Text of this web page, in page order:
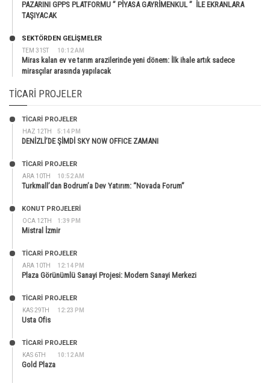
PAZARINI GPPS PLATFORMU ” PİYASA GAYRİMENKUL ” İLE EKRANLARA
TAŞIYACAK
TEM 31ST 10:12 AM
SEKTÖRDEN GELIŞMELER
Miras kalan ev ve tarım arazilerinde yeni dönem: İlk ihale artık sadece
mirasçılar arasında yapılacak
TICARI PROJELER
HAZ 12TH 5:14 PM
TİCARİ PROJELER
DENİZLİ’DE ŞİMDİ SKY NOW OFFICE ZAMANI
ARA 10TH 10:52 AM
TİCARİ PROJELER
Turkmall’dan Bodrum’a Dev Yatırım: “Novada Forum”
OCA 12TH 1:39 PM
KONUT PROJELERI
Mistral İzmir
ARA 10TH 12:14 PM
TİCARİ PROJELER
Plaza Görünümlü Sanayi Projesi: Modern Sanayi Merkezi
KAS 29TH 12:23 PM
TİCARİ PROJELER
Usta Ofis
KAS 6TH 10:12 AM
TİCARİ PROJELER
Gold Plaza